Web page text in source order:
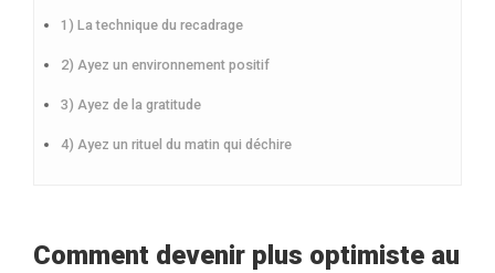
1) La technique du recadrage
2) Ayez un environnement positif
3) Ayez de la gratitude
4) Ayez un rituel du matin qui déchire
Comment devenir plus optimiste au